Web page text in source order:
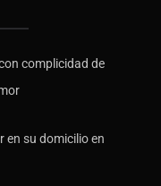
complicidad de
en su domicilio en